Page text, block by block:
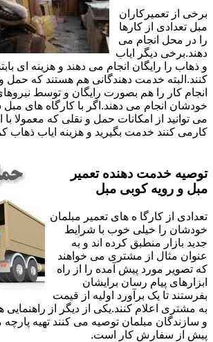
برخی از تعمیرکاران
مبل تعدادی از کارها
را در محل انجام می
دهند.برخی دیگر ایاب
و ذهاب را رایگان انجام می دهند و هزینه ای
کنند.البته خدمت دهندگانی هم هستند که حمل و
انجام کار را هم بصورت رایگان و توسط
خودشان انجام می دهند.اگر با کارگاه های
می توانید از امکانات حمل و نقلی که معمولا با
کارمی کنند خدمت بگیرید و هزینه ایاب ذهاب
توصیه خدمت دهنده تعمیر
مبل و رویه کوبی مبل
تعدادی از کارگا ه های تعمیر مبلمان
خودشان را خیلی خوب با شرایط
جدید بازار منطبق کرده اند و به
عنوان مثال از مشتری می خواهند
که تصویر مورد پیش آمده را از راه
ابزارهای پیام رسان برایشان
بفرستند تا یک برآورد اولیه از قیمت
به مشتری اعلام کنند.یکی از دیگر از راهنمایی
و سازندگان مبلمان توصیه می کنند تهیه
پیش از سفارش کار است.